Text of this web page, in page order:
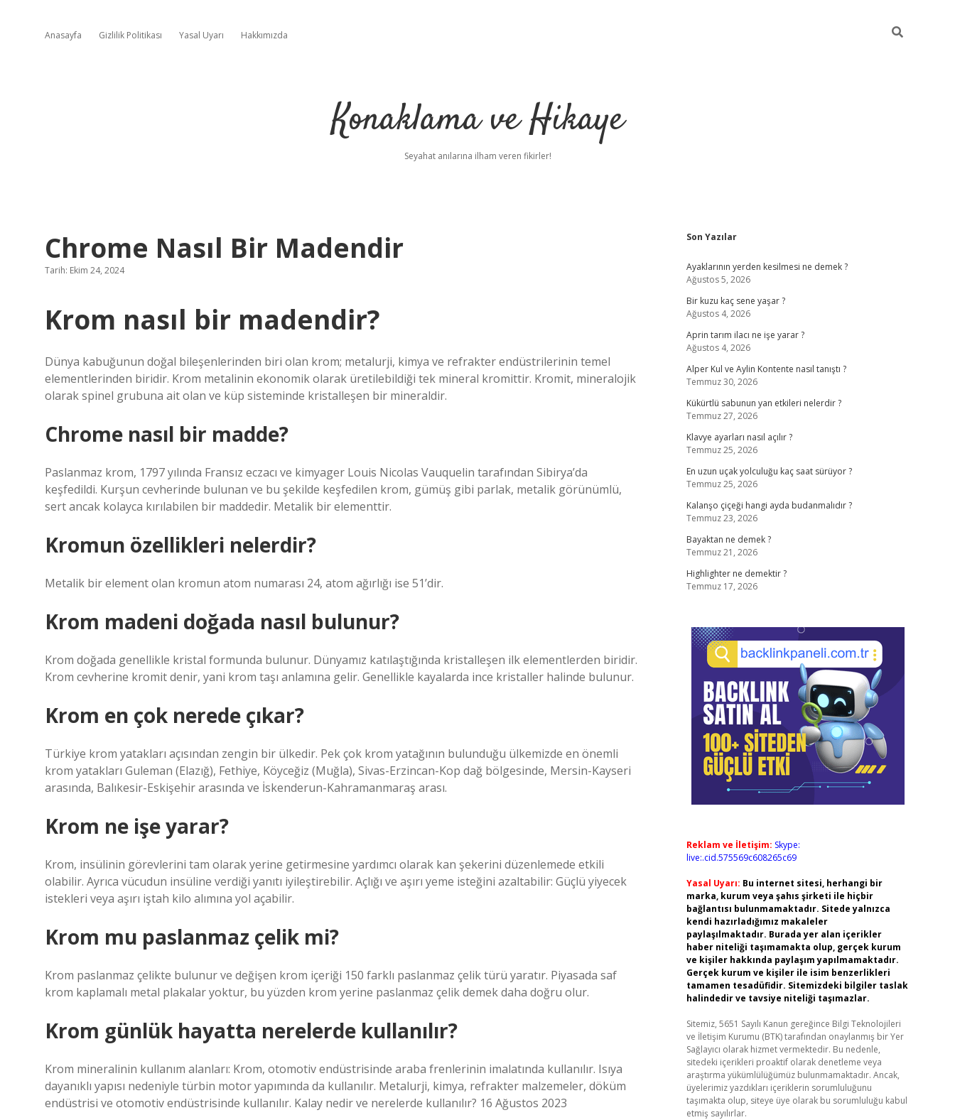
Anasayfa Gizlilik Politikası Yasal Uyarı Hakkımızda
Konaklama ve Hikaye
Seyahat anılarına ilham veren fikirler!
Chrome Nasıl Bir Madendir
Tarih: Ekim 24, 2024
Krom nasıl bir madendir?
Dünya kabuğunun doğal bileşenlerinden biri olan krom; metalurji, kimya ve refrakter endüstrilerinin temel
elementlerinden biridir. Krom metalinin ekonomik olarak üretilebildiği tek mineral kromittir. Kromit, mineralojik
olarak spinel grubuna ait olan ve küp sisteminde kristalleşen bir mineraldir.
Chrome nasıl bir madde?
Paslanmaz krom, 1797 yılında Fransız eczacı ve kimyager Louis Nicolas Vauquelin tarafından Sibirya’da
keşfedildi. Kurşun cevherinde bulunan ve bu şekilde keşfedilen krom, gümüş gibi parlak, metalik görünümlü,
sert ancak kolayca kırılabilen bir maddedir. Metalik bir elementtir.
Kromun özellikleri nelerdir?
Metalik bir element olan kromun atom numarası 24, atom ağırlığı ise 51’dir.
Krom madeni doğada nasıl bulunur?
Krom doğada genellikle kristal formunda bulunur. Dünyamız katılaştığında kristalleşen ilk elementlerden biridir.
Krom cevherine kromit denir, yani krom taşı anlamına gelir. Genellikle kayalarda ince kristaller halinde bulunur.
Krom en çok nerede çıkar?
Türkiye krom yatakları açısından zengin bir ülkedir. Pek çok krom yatağının bulunduğu ülkemizde en önemli
krom yatakları Guleman (Elazığ), Fethiye, Köyceğiz (Muğla), Sivas-Erzincan-Kop dağ bölgesinde, Mersin-Kayseri
arasında, Balıkesir-Eskişehir arasında ve İskenderun-Kahramanmaraş arası.
Krom ne işe yarar?
Krom, insülinin görevlerini tam olarak yerine getirmesine yardımcı olarak kan şekerini düzenlemede etkili
olabilir. Ayrıca vücudun insüline verdiği yanıtı iyileştirebilir. Açlığı ve aşırı yeme isteğini azaltabilir: Güçlü yiyecek
istekleri veya aşırı iştah kilo alımına yol açabilir.
Krom mu paslanmaz çelik mi?
Krom paslanmaz çelikte bulunur ve değişen krom içeriği 150 farklı paslanmaz çelik türü yaratır. Piyasada saf
krom kaplamalı metal plakalar yoktur, bu yüzden krom yerine paslanmaz çelik demek daha doğru olur.
Krom günlük hayatta nerelerde kullanılır?
Krom mineralinin kullanım alanları: Krom, otomotiv endüstrisinde araba frenlerinin imalatında kullanılır. Isıya
dayanıklı yapısı nedeniyle türbin motor yapımında da kullanılır. Metalurji, kimya, refrakter malzemeler, döküm
endüstrisi ve otomotiv endüstrisinde kullanılır. Kalay nedir ve nerelerde kullanılır? 16 Ağustos 2023
Sidebar
Son Yazılar
Ayaklarının yerden kesilmesi ne demek ?
Ağustos 5, 2026
Bir kuzu kaç sene yaşar ?
Ağustos 4, 2026
Aprin tarım ilacı ne işe yarar ?
Ağustos 4, 2026
Alper Kul ve Aylin Kontente nasıl tanıştı ?
Temmuz 30, 2026
Kükürtlü sabunun yan etkileri nelerdir ?
Temmuz 27, 2026
Klavye ayarları nasıl açılır ?
Temmuz 25, 2026
En uzun uçak yolculuğu kaç saat sürüyor ?
Temmuz 25, 2026
Kalanşo çiçeği hangi ayda budanmalıdır ?
Temmuz 23, 2026
Bayaktan ne demek ?
Temmuz 21, 2026
Highlighter ne demektir ?
Temmuz 17, 2026
Reklam ve İletişim: Skype:
live:.cid.575569c608265c69
Yasal Uyarı: Bu internet sitesi, herhangi bir
marka, kurum veya şahıs şirketi ile hiçbir
bağlantısı bulunmamaktadır. Sitede yalnızca
kendi hazırladığımız makaleler
paylaşılmaktadır. Burada yer alan içerikler
haber niteliği taşımamakta olup, gerçek kurum
ve kişiler hakkında paylaşım yapılmamaktadır.
Gerçek kurum ve kişiler ile isim benzerlikleri
tamamen tesadüfidir. Sitemizdeki bilgiler taslak
halindedir ve tavsiye niteliği taşımazlar.
Sitemiz, 5651 Sayılı Kanun gereğince Bilgi Teknolojileri
ve İletişim Kurumu (BTK) tarafından onaylanmış bir Yer
Sağlayıcı olarak hizmet vermektedir. Bu nedenle,
sitedeki içerikleri proaktif olarak denetleme veya
araştırma yükümlülüğümüz bulunmamaktadır. Ancak,
üyelerimiz yazdıkları içeriklerin sorumluluğunu
taşımakta olup, siteye üye olarak bu sorumluluğu kabul
etmiş sayılırlar.
ilbet yeni giriş